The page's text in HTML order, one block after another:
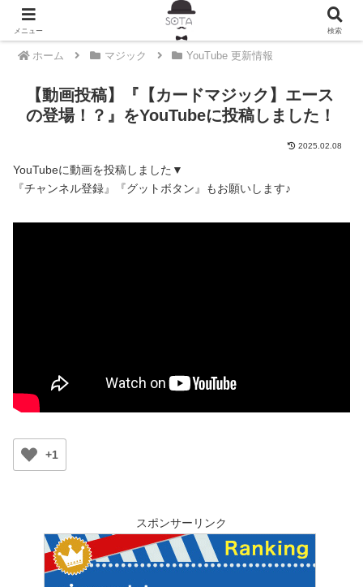
ホーム マジック YouTube 更新情報
【動画投稿】『【カードマジック】エース
の登場！？』をYouTubeに投稿しました！
2025.02.08
YouTubeに動画を投稿しました▼
『チャンネル登録』『グットボタン』もお願いします♪
+1
スポンサーリンク
メニュー 検索